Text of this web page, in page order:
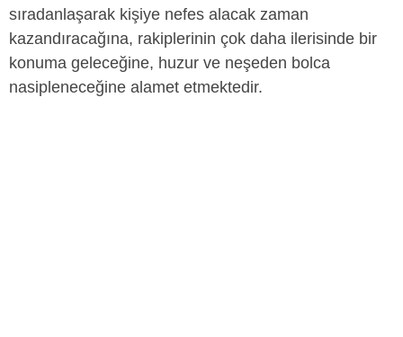
sıradanlaşarak kişiye nefes alacak zaman
kazandıracağına, rakiplerinin çok daha ilerisinde bir
konuma geleceğine, huzur ve neşeden bolca
nasipleneceğine alamet etmektedir.